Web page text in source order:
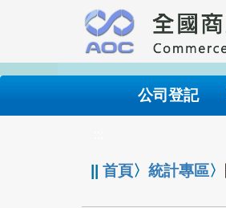
要
內
公司登記
||首頁〉統計專區〉